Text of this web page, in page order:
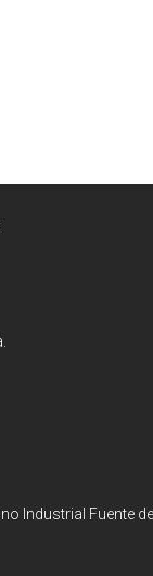
Industrial Fuente